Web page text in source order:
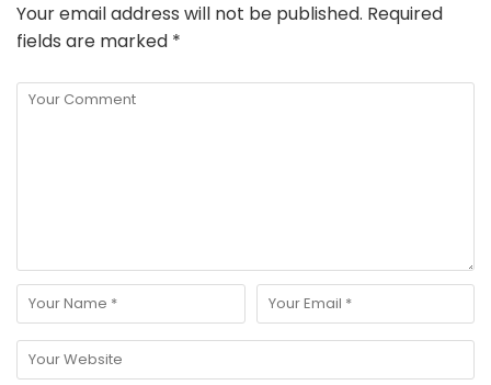
Your email address will not be published. Required
fields are marked *